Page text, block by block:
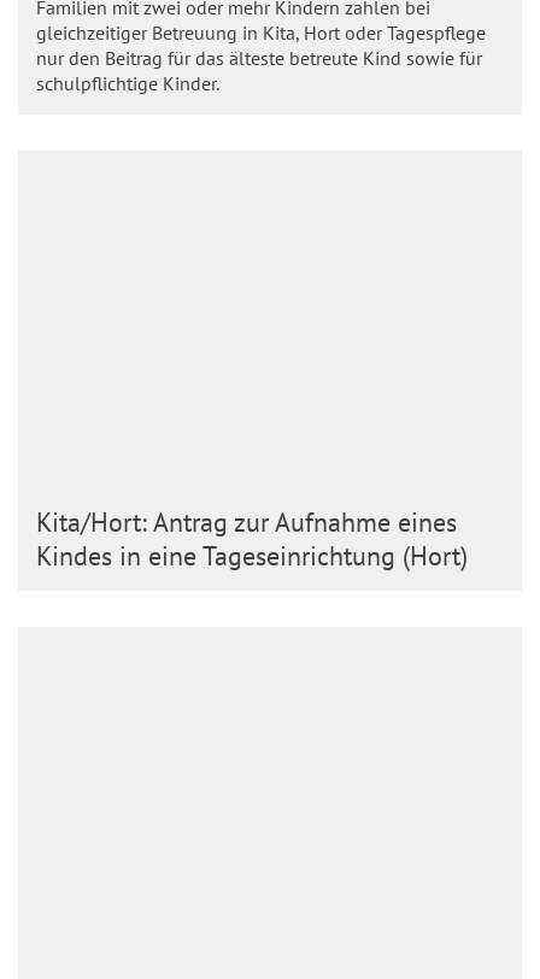
Familien mit zwei oder mehr Kindern zahlen bei
gleichzeitiger Betreuung in Kita, Hort oder Tagespflege
nur den Beitrag für das älteste betreute Kind sowie für
schulpflichtige Kinder.
Kita/Hort: Antrag zur Aufnahme eines
Kindes in eine Tageseinrichtung (Hort)